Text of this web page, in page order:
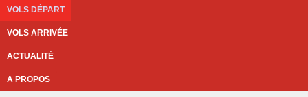
VOLS DÉPART
VOLS ARRIVÉE
ACTUALITÉ
A PROPOS